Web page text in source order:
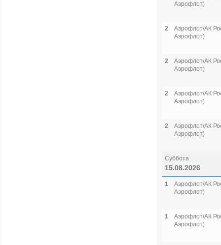
Аэрофлот)
2
Аэрофлот/АК
Аэрофлот)
2
Аэрофлот/АК
Аэрофлот)
2
Аэрофлот/АК
Аэрофлот)
2
Аэрофлот/АК
Аэрофлот)
Суббота
15.08.2026
1
Аэрофлот/АК
Аэрофлот)
1
Аэрофлот/АК
Аэрофлот)